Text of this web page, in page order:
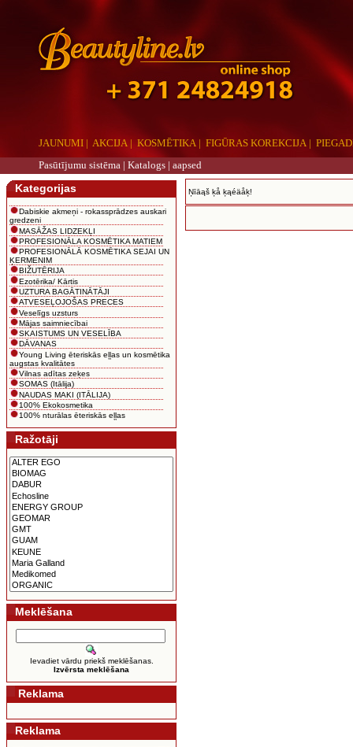
JAUNUMI | AKCIJA | KOSMĒTIKA | FIGŪRAS KOREKCIJA|
Pasūtījumu sistēma | Katalogs | aapsed
Kategorijas
Dabiskie akmeņi - rokassprādzes auskari
gredzeni
MASĀŽAS LIDZEKĻI
PROFESIONĀLA KOSMĒTIKA MATIEM
PROFESIONĀLĀ KOSMĒTIKA SEJAI UN
ĶERMENIM
BIŽUTĒRIJA
Ezotērika/ Kārtis
UZTURA BAGĀTINĀTĀJI
ATVESEĻOJOŠAS PRECES
Veselīgs uzsturs
Mājas saimniecībai
SKAISTUMS UN VESELĪBA
DĀVANAS
Young Living ēteriskās eļļas un kosmētika
augstas kvalitātes
Vilnas adītas zeķes
SOMAS (Itālija)
NAUDAS MAKI (ITĀLIJA)
100% Ekokosmetika
100% nturālas ēteriskās eļļas
Ražotāji
Meklēšana
Ievadiet vārdu priekš meklēšanas.
Izvērsta meklēšana
Reklama
Reklama
Ņīāąš ķå ķąéäåķ!